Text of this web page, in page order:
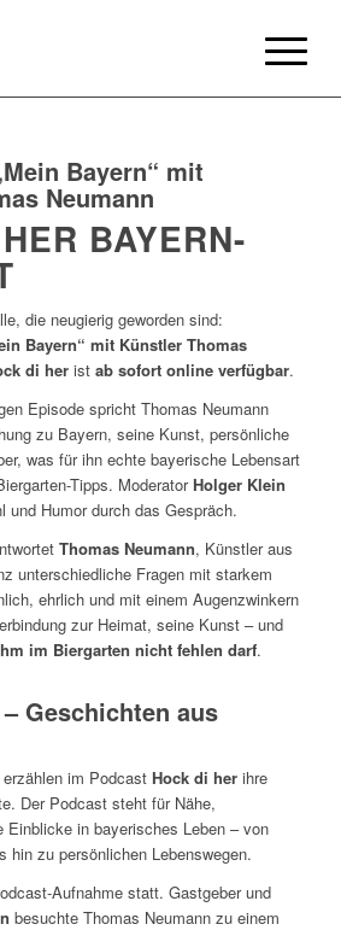
Bayern“ mit
Neumann
BAYERN-
die neugierig geworden sind:
Bayern“ mit Künstler Thomas
di herist ab sofort online verfügbar.
Episode spricht Thomas Neumann
zu Bayern, seine Kunst, persönliche
was für ihn echte bayerische Lebensart
Tipps. Moderator Holger Klein
und Humor durch das Gespräch.
Thomas Neumann, Künstler aus
unterschiedliche Fragen mit starkem
ehrlich und mit einem Augenzwinkern
zur Heimat, seine Kunst – und
im Biergarten nicht fehlen darf.
Geschichten aus
im Podcast Hock di herihre
Der Podcast steht für Nähe,
Einblicke in bayerisches Leben – von
hin zu persönlichen Lebenswegen.
Aufnahme statt. Gastgeber und
besuchte Thomas Neumann zu einem